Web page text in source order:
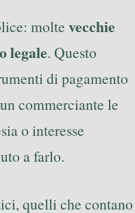
molte vecchie
legale. Questo
di pagamento
commerciante le
o interesse
a farlo.
quelli che contano